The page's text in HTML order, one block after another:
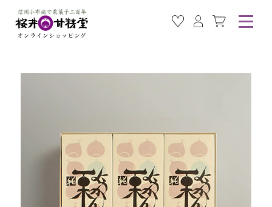
お気に入り商品
ログイン カート